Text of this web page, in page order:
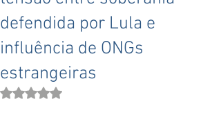
defendida por Lula e
influência de ONGs
estrangeiras
Avaliado com NaN de 5 estrelas.